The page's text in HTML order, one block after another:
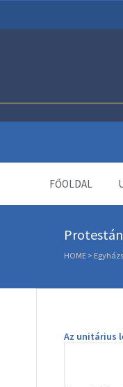
FŐOLDAL
HOME >
Az unitárius